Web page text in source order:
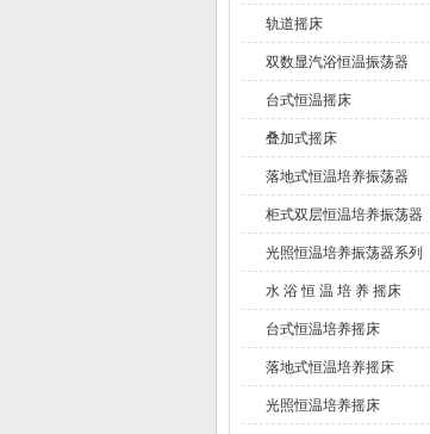
轨道摇床
双数显汽浴恒温振荡器
台式恒温摇床
叠加式摇床
落地式恒温培养振荡器
柜式双层恒温培养振荡器
光照恒温培养振荡器系列
水 浴 恒 温 培 养 摇床
台式恒温培养摇床
落地式恒温培养摇床
光照恒温培养摇床